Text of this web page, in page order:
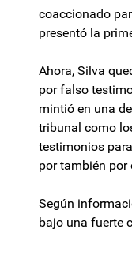
coaccionado
presentó la
Ahora, Silva
por falso
mintió en una
tribunal como
testimonios
por también
Según
bajo una fuerte